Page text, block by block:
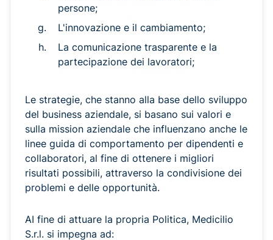
persone;
L'innovazione e il cambiamento;
La comunicazione trasparente e la
partecipazione dei lavoratori;
Le strategie, che stanno alla base dello sviluppo
del business aziendale, si basano sui valori e
sulla mission aziendale che influenzano anche le
linee guida di comportamento per dipendenti e
collaboratori, al fine di ottenere i migliori
risultati possibili, attraverso la condivisione dei
problemi e delle opportunità.
AI fine di attuare la propria Politica, Medicilio
S.r.l. si impegna ad: